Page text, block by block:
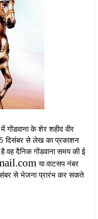
गोंडवाना के शेर शहीद वीर
5 दिसंबर से लेख का प्रकाशन
वह दैनिक गोंडवाना समय की ई
या वाटसप नंबर
से भेजना प्रारंभ कर सकते